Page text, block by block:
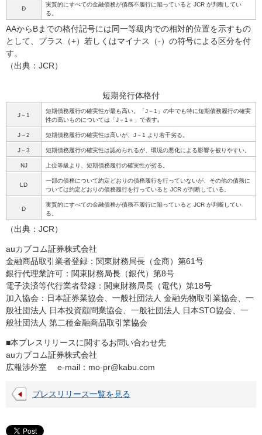
D
実質的にすべての金融債務が債務不履行に陥っていると JCR が判断してい
る。
AAからBまでの格付記号には同一等級内での相対的位置を示すもの
として、プラス（+）若しくはマイナス（-）の符号による区分を付
す。
（出典：JCR）
短期発行体格付
J－1
短期債務履行の確実性が最も高い。「J－1」の中でも特に短期債務履行の確実
性の高いものについては「J－1＋」で表す｡
J－2 短期債務履行の確実性は高いが、J－1 より若干劣る。
J－3 短期債務履行の確実性は認められるが、環境の悪化による影響を被りやすい。
NJ 上位等級より、短期債務履行の確実性が劣る。
LD
一部の債務について約定どおりの債務履行を行っていないが、その他の債務に
ついては約定どおりの債務履行を行っていると JCR が判断している。
D
実質的にすべての金融債務が債務不履行に陥っていると JCR が判断してい
る。
（出典：JCR）
auカブコム証券株式会社
金融商品取引業者登録：関東財務局長（金商）第61号
銀行代理業許可：関東財務局長（銀代）第8号
電子決済等代行業者登録：関東財務局長（電代）第18号
加入協会：日本証券業協会、一般社団法人 金融先物取引業協会、一
般社団法人 日本投資顧問業協会、一般社団法人 日本STO協会、一
般社団法人 第二種金融商品取引業協会
■本プレスリリースに関するお問い合わせ先
auカブコム証券株式会社
広報渉外室 e-mail： mo-pr@kabu.com
プレスリリース一覧を見る